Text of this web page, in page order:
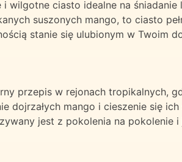
wilgotne ciasto idealne na
suszonych mango, to ciasto
stanie się ulubionym w Twoim
przepis w rejonach tropikalnych,
dojrzałych mango i cieszenie się
jest z pokolenia na pokolenie